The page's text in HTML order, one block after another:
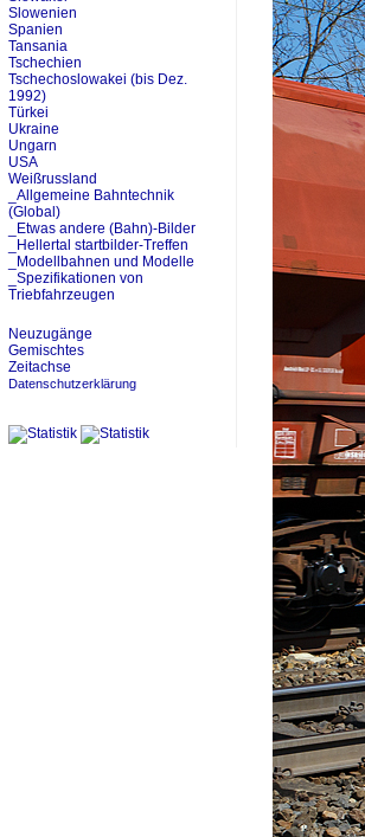
Slowenien
Spanien
Tansania
Tschechien
Tschechoslowakei (bis Dez.
1992)
Türkei
Ukraine
Ungarn
USA
Weißrussland
_Allgemeine Bahntechnik
(Global)
_Etwas andere (Bahn)-Bilder
_Hellertal startbilder-Treffen
_Modellbahnen und Modelle
_Spezifikationen von
Triebfahrzeugen
Neuzugänge
Gemischtes
Zeitachse
Datenschutzerklärung